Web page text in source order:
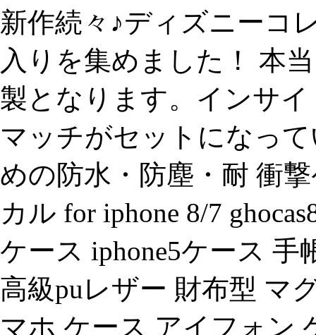
新作続々♪ディズニーコ
入りを集めました！ 本
製となります。インサ
マッチがセットになっ
めの防水・防塵・耐 衝
カル for iphone 8/7
ケース iphone5ケース 手
高級puレザー 財布型 マ
マホ ケース アイフォン